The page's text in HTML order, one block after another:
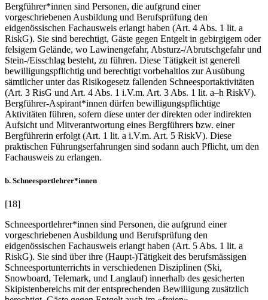
Bergführer*innen sind Personen, die aufgrund einer
vorgeschriebenen Ausbildung und Berufsprüfung den
eidgenössischen Fachausweis erlangt haben (Art. 4 Abs. 1 lit. a
RiskG). Sie sind berechtigt, Gäste gegen Entgelt in gebirgigem oder
felsigem Gelände, wo Lawinengefahr, Absturz-/Abrutschgefahr und
Stein-/Eisschlag besteht, zu führen. Diese Tätigkeit ist generell
bewilligungspflichtig und berechtigt vorbehaltlos zur Ausübung
sämtlicher unter das Risikogesetz fallenden Schneesportaktivitäten
(Art. 3 RisG und Art. 4 Abs. 1 i.V.m. Art. 3 Abs. 1 lit. a–h RiskV).
Bergführer-Aspirant*innen dürfen bewilligungspflichtige
Aktivitäten führen, sofern diese unter der direkten oder indirekten
Aufsicht und Mitverantwortung eines Bergführers bzw. einer
Bergführerin erfolgt (Art. 1 lit. a i.V.m. Art. 5 RiskV). Diese
praktischen Führungserfahrungen sind sodann auch Pflicht, um den
Fachausweis zu erlangen.
b. Schneesportlehrer*innen
[18]
Schneesportlehrer*innen sind Personen, die aufgrund einer
vorgeschriebenen Ausbildung und Berufsprüfung den
eidgenössischen Fachausweis erlangt haben (Art. 5 Abs. 1 lit. a
RiskG). Sie sind über ihre (Haupt-)Tätigkeit des berufsmässigen
Schneesportunterrichts in verschiedenen Disziplinen (Ski,
Snowboard, Telemark, und Langlauf) innerhalb des gesicherten
Skipistenbereichs mit der entsprechenden Bewilligung zusätzlich